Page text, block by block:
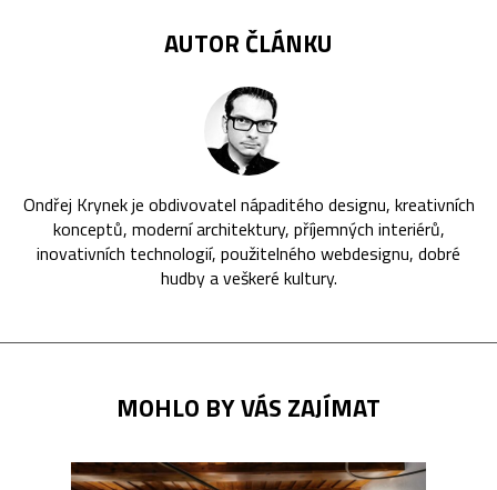
AUTOR ČLÁNKU
Ondřej Krynek je obdivovatel nápaditého designu, kreativních
konceptů, moderní architektury, příjemných interiérů,
inovativních technologií, použitelného webdesignu, dobré
hudby a veškeré kultury.
MOHLO BY VÁS ZAJÍMAT